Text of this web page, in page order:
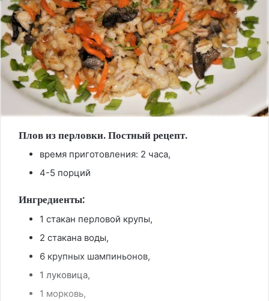
Плов из перловки. Постный рецепт.
время приготовления: 2 часа,
4-5 порций
Ингредиенты:
1 стакан перловой крупы,
2 стакана воды,
6 крупных шампиньонов,
1 луковица,
1 морковь,